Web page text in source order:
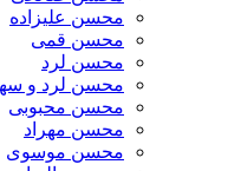
محسن علیزاده
محسن قمی
محسن لرد
محسن لرد و سهراب
محسن محبوبی
محسن مهراد
محسن موسوی